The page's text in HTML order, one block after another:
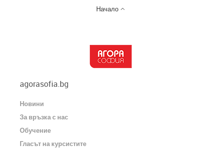
Начало 
agorasofia.bg
Новини
За връзка с нас
Обучение
Гласът на курсистите